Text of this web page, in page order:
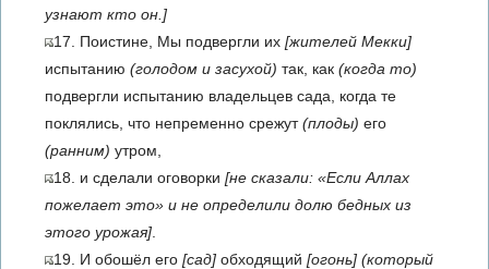
узнают кто он.]
17. Поистине, Мы подвергли их [жителей Мекки]
испытанию (голодом и засухой) так, как (когда то)
подвергли испытанию владельцев сада, когда те
поклялись, что непременно срежут(плоды) его
(ранним) утром,
18. и сделали оговорки [не сказали: «Если Аллах
пожелает это» и не определили долю бедных из
этого урожая]
19. И обошёл его [сад] обходящий [огонь] (который